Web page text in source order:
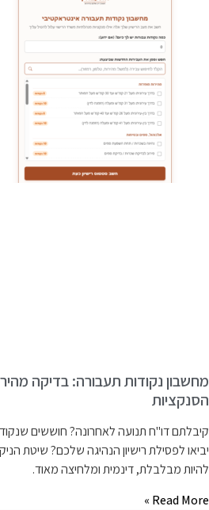
נקודות תעבורה: בדיקה
דו"ח תנועה לאחרונה? חוששים
לפסילת רישיון הנהיגה שלכם? שיטת
מבלבלת, דינמית ומלחיצה מאוד.
Read More